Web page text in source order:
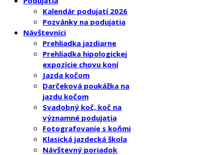
Kalendár podujatí 2026
Pozvánky na podujatia
Návštevníci
Prehliadka jazdiarne
Prehliadka hipologickej
expozície chovu koní
Jazda kočom
Darčeková poukážka na
jazdu kočom
Svadobný koč, koč na
významné podujatia
Fotografovanie s koňmi
Klasická jazdecká škola
Návštevný poriadok